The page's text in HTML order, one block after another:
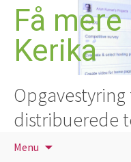
Hop
indhold
Få
Kerika
distribuerede
Menu